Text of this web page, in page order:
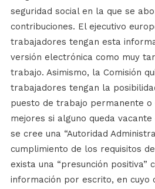
seguridad social en la que se
contribuciones. El ejecutivo
trabajadores tengan esta
versión electrónica como muy
trabajo. Asimismo, la Comisión
trabajadores tengan la
puesto de trabajo permanente o
mejores si alguno queda
se cree una “Autoridad
cumplimiento de los requisitos
exista una “presunción positiva”
información por escrito, en cuyo